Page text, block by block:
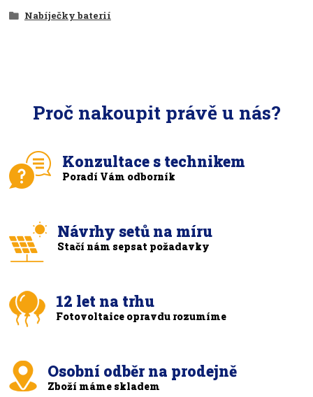
Nabíječky baterií
Proč nakoupit právě u nás?
Konzultace s technikem
Poradí Vám odborník
Návrhy setů na míru
Stačí nám sepsat požadavky
12 let na trhu
Fotovoltaice opravdu rozumíme
Osobní odběr na prodejně
Zboží máme skladem